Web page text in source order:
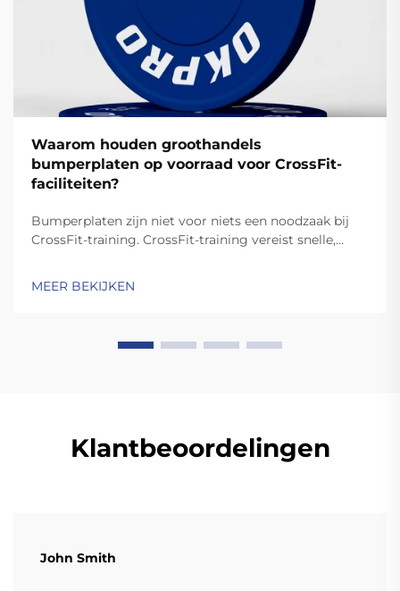
Waarom houden groothandels
bumperplaten op voorraad voor CrossFit-
faciliteiten?
Bumperplaten zijn niet voor niets een noodzaak bij
CrossFit-training. CrossFit-training vereist snelle,
tot standaardplaten zijn hoogwaardige bumperplaten
MEER BEKIJKEN
Klantbeoordelingen
John Smith